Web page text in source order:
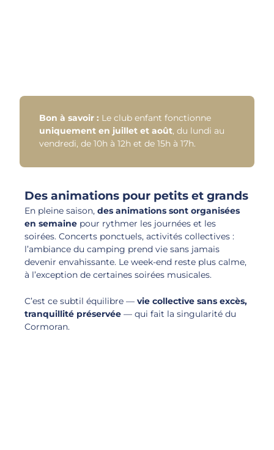
Bon à savoir : Le club enfant fonctionne
uniquement en juillet et août, du lundi au
vendredi, de 10h à 12h et de 15h à 17h.
Des animations pour petits et grands
En pleine saison, des animations sont organisées
en semaine pour rythmer les journées et les
soirées. Concerts ponctuels, activités collectives :
l’ambiance du camping prend vie sans jamais
devenir envahissante. Le week-end reste plus calme,
à l’exception de certaines soirées musicales.
C’est ce subtil équilibre — vie collective sans excès,
tranquillité préservée — qui fait la singularité du
Cormoran.